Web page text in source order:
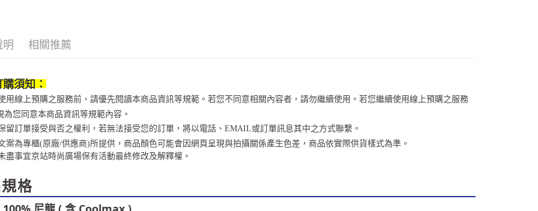
３．未成年的使用者請事先徵得法定代理人或監護人之同意方可使用
任。
４．使用「AFTEE先享後付」時，將依據個別帳號之用戶狀況，依本公司
即時審查核予不同之上限額度；若仍有額度不足之情形，本公司將視審查
明 相關推薦
須知：
用線上預購之服務前，請優先閱讀本商品資訊等規範。若您不同意相關內容者，請勿繼續使用。若您繼續使用線上預購之服務
為您同意本商品資訊等規範內容。
留訂單接受與否之權利，若無法接受您的訂單，將以電話、EMAIL或訂單訊息其中之方式聯繫。
案為專櫃(原廠/供應商)所提供，商品顏色可能會因網頁呈現與拍攝關係產生色差，商品依實際供貨樣式為準。
盡事宜京站時尚廣場保有活動最終修改及解釋權。
格